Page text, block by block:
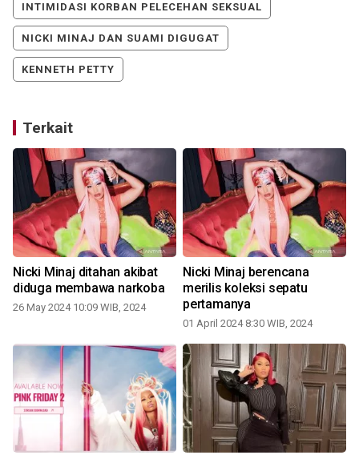
INTIMIDASI KORBAN PELECEHAN SEKSUAL
NICKI MINAJ DAN SUAMI DIGUGAT
KENNETH PETTY
Terkait
Nicki Minaj ditahan akibat
diduga membawa narkoba
26 May 2024 10:09 WIB, 2024
Nicki Minaj berencana
merilis koleksi sepatu
pertamanya
01 April 2024 8:30 WIB, 2024